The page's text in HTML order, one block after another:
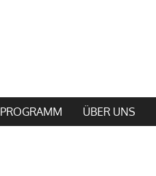
PROGRAMM ÜBER UNS